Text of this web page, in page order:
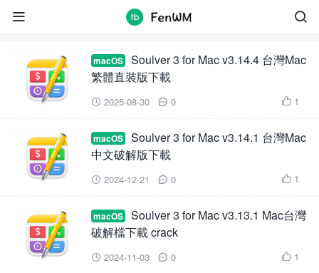


macOS
Soulver 3 for Mac v3.14.4 台灣Mac
繁體直裝版下載
 2025-08-30  0  1
macOS
Soulver 3 for Mac v3.14.1 台灣Mac
中文破解版下載
 2024-12-21  0  1
macOS
Soulver 3 for Mac v3.13.1 Mac台灣
破解檔下載 crack
 2024-11-03  0  1